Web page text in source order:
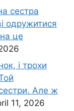
сестра
одружитися
це
і трохи
Але ж
11, 2026